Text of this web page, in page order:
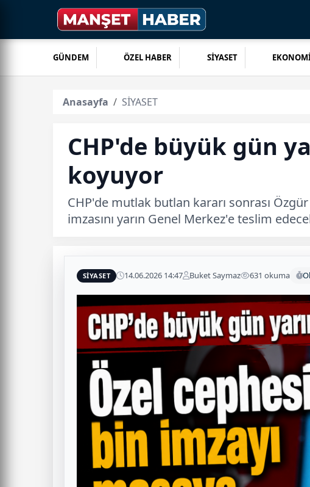
GÜNDEM ÖZEL HABER SİYASET
Anasayfa SİYASET
CHP'de büyük gün
koyuyor
CHP'de mutlak butlan kararı sonrası
imzasını yarın Genel Merkez'e teslim
SİYASET 14.06.2026 14:47 Buket Saymaz 631 okuma